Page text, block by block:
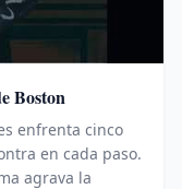
Boston
enfrenta cinco
en cada paso.
agrava la